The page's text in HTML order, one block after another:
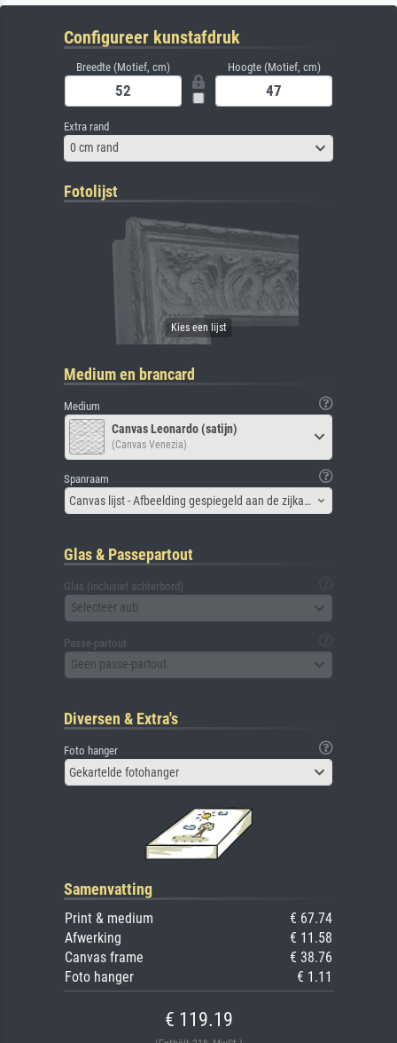
Configureer kunstafdruk
Breedte (Motief, cm) Hoogte (Motief, cm)
Extra rand
0 cm rand
Fotolijst
Medium en brancard
Medium
Canvas Leonardo (satijn)
(Canvas Venezia)
Spanraam
Canvas lijst - Afbeelding gespiegeld aan de zijkant
Glas & Passepartout
Glas (inclusief achterbord)
Selecteer aub
Passe-partout
Geen passe-partout
Diversen & Extra's
Foto hanger
Gekartelde fotohanger
Samenvatting
Print & medium
€ 67.74
Afwerking
€ 11.58
Canvas frame
€ 38.76
Foto hanger
€ 1.11
€ 119.19